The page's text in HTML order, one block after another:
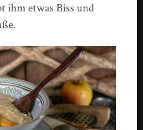
ihm etwas Biss und